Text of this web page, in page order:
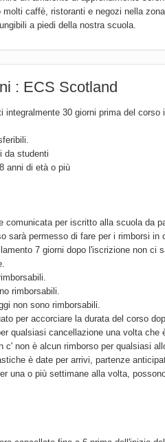
caffè, ristoranti e negozi nella
a piedi della nostra scuola.
: ECS Scotland
integralmente 30 giorni prima del
da studenti
anni di età o più
comunicata per iscritto alla scuola da
sarà permesso di fare per i rimborsi in
7 giorni dopo l'iscrizione non ci
rimborsabili.
non sono rimborsabili.
per accorciare la durata del corso
qualsiasi cancellazione una volta che
c' non è alcun rimborso per qualsiasi
è date per arrivi, partenze
una o più settimane alla volta,